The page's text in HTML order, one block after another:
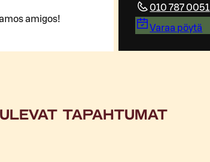
010 787 0051
Varaa pöytä
amigos!
TAPAHTUMAT